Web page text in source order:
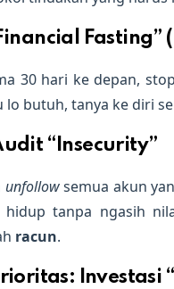
30 hari ke depan,
lo butuh, tanya ke diri
“Insecurity”
unfollowsemua akun
hidup tanpa ngasih
racun.
Investasi